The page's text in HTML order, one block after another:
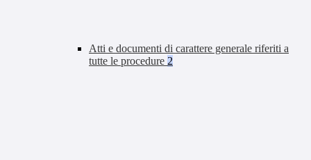
Atti e documenti di carattere generale riferiti a
tutte le procedure 2